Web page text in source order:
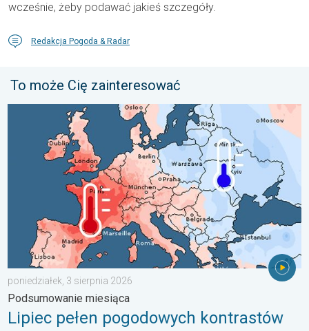
wcześnie, żeby podawać jakieś szczegóły.
Redakcja Pogoda & Radar
To może Cię zainteresować
Lipiec pełen pogodowych kontrastów. Podsumowanie
poniedziałek, 3 sierpnia 2026
Podsumowanie miesiąca
Lipiec pełen pogodowych kontrastów